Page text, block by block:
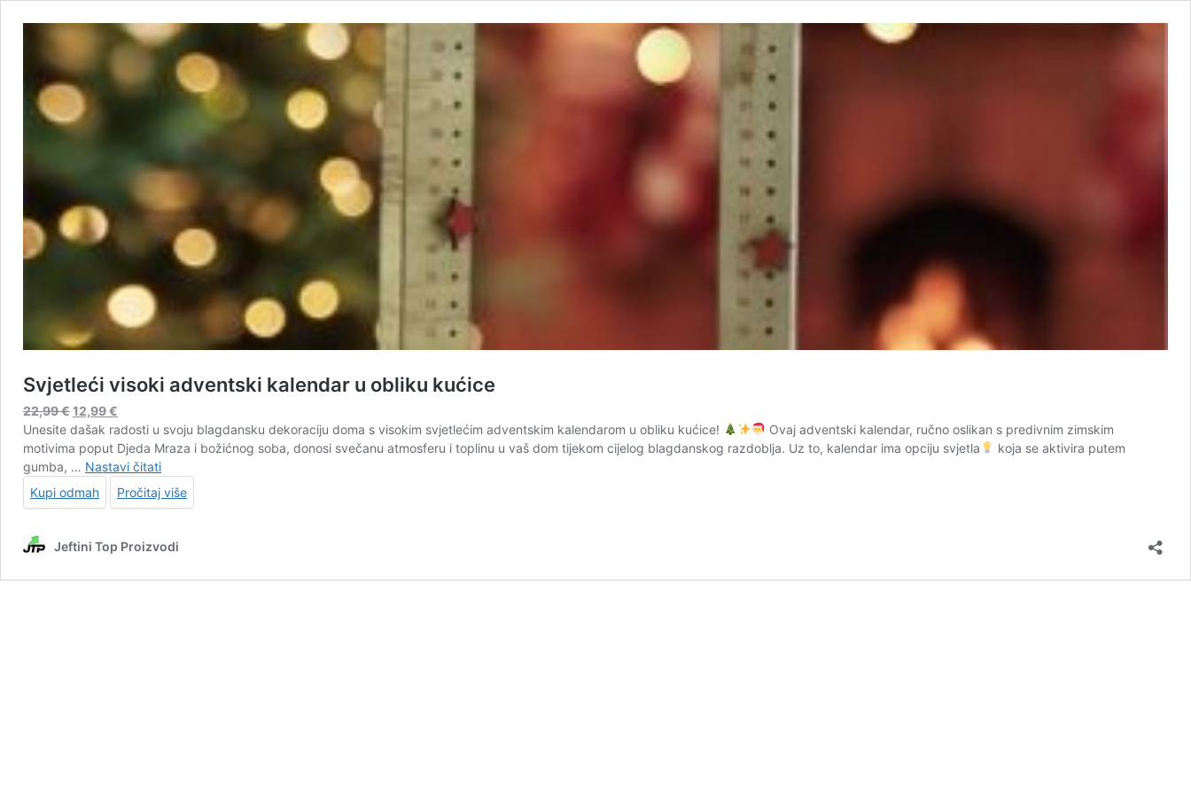
Svjetleći visoki adventski kalendar u obliku kućice
22,99€Izvorna
cijena
bila
22,99 €.
12,99€
cijena
je:
12,99 €.
Unesite dašak radosti u svoju blagdansku dekoraciju doma s visokim svjetlećim adventskim kalendarom u obliku kućice!
Ovaj adventski kalendar, ručno oslikan s predivnim zimskim
motivima poput Djeda Mraza i božićnog soba, donosi svečanu atmosferu i toplinu u vaš dom tijekom cijelog blagdanskog razdoblja. Uz to, kalendar ima opciju svjetla
koja se aktivira putem
gumba, … Nastavi čitatiSvjetleći
visoki
adventski
kućice
Kupi odmah Pročitaj više
Jeftini Top Proizvodi